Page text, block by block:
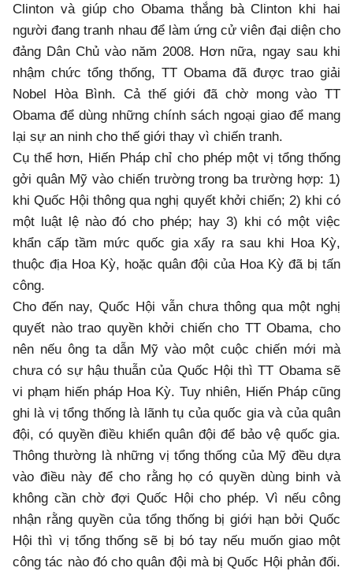
Clinton và giúp cho Obama thắng bà Clinton khi hai
người đang tranh nhau để làm ứng cử viên đại diện cho
đảng Dân Chủ vào năm 2008. Hơn nữa, ngay sau khi
nhậm chức tổng thống, TT Obama đã được trao giải
Nobel Hòa Bình. Cả thế giới đã chờ mong vào TT
Obama để dùng những chính sách ngoại giao để mang
lại sự an ninh cho thế giới thay vì chiến tranh.
Cụ thể hơn, Hiến Pháp chỉ cho phép một vị tổng thống
gởi quân Mỹ vào chiến trường trong ba trường hợp: 1)
khi Quốc Hội thông qua nghị quyết khởi chiến; 2) khi có
một luật lệ nào đó cho phép; hay 3) khi có một việc
khẩn cấp tầm mức quốc gia xẩy ra sau khi Hoa Kỳ,
thuộc địa Hoa Kỳ, hoặc quân đội của Hoa Kỳ đã bị tấn
công.
Cho đến nay, Quốc Hội vẫn chưa thông qua một nghị
quyết nào trao quyền khởi chiến cho TT Obama, cho
nên nếu ông ta dẫn Mỹ vào một cuộc chiến mới mà
chưa có sự hậu thuẫn của Quốc Hội thì TT Obama sẽ
vi phạm hiến pháp Hoa Kỳ. Tuy nhiên, Hiến Pháp cũng
ghi là vị tổng thống là lãnh tụ của quốc gia và của quân
đội, có quyền điều khiển quân đội để bảo vệ quốc gia.
Thông thường là những vị tổng thống của Mỹ đều dựa
vào điều này để cho rằng họ có quyền dùng binh và
không cần chờ đợi Quốc Hội cho phép. Vì nếu công
nhận rằng quyền của tổng thống bị giới hạn bởi Quốc
Hội thì vị tổng thống sẽ bị bó tay nếu muốn giao một
công tác nào đó cho quân đội mà bị Quốc Hội phản đối.